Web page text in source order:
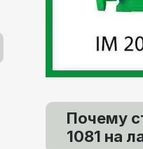
Почему
1081 на